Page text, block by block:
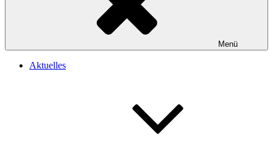
Menü
Aktuelles